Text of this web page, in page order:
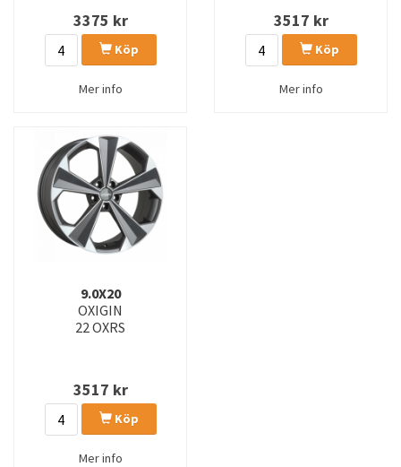
3375 kr
Köp
Mer info
3517 kr
Köp
Mer info
9.0X20
OXIGIN
22 OXRS
3517 kr
Köp
Mer info